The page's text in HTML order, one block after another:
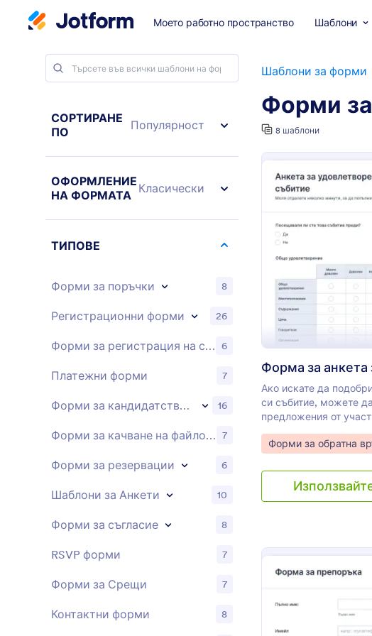
Моето работно пространство Шаблони
Шаблони за форми
Форми
8 шаблони
Ако искате да
си събитие, можете
предложения от
използвате този
удовлетвореност от
позволява да се
удовлетворение, чрез
на услугите на
организация.
Go to Category:
Форми за обратна
СОРТИРАНЕ
ПО
Популярност
ОФОРМЛЕНИЕ
НА ФОРМАТА Класически
ТИПОВЕ
Форми за поръчки 8
Регистрационни форми 26
Форми за регистрация на събития 6
Платежни форми 7
Форми за кандидатстване 16
Форми за качване на файлове 7
Форми за резервации 6
Шаблони за Анкети 10
Форми за съгласие 8
RSVP форми 7
Форми за Срещи 7
Контактни форми 8